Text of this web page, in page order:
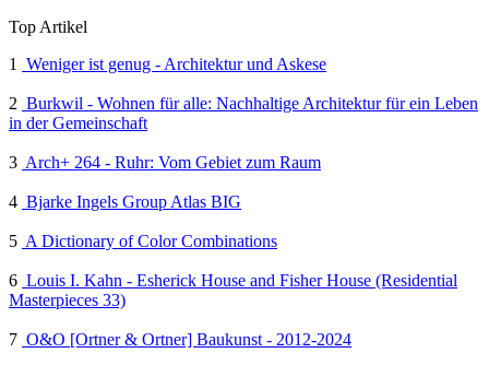
Top Artikel
1
Weniger ist genug - Architektur und Askese
2 Burkwil - Wohnen für alle: Nachhaltige Architektur für ein Leben
in der Gemeinschaft
3 Arch+ 264 - Ruhr: Vom Gebiet zum Raum
4 Bjarke Ingels Group Atlas BIG
5 A Dictionary of Color Combinations
6 Louis I. Kahn - Esherick House and Fisher House (Residential
Masterpieces 33)
7 O&O [Ortner & Ortner] Baukunst - 2012-2024